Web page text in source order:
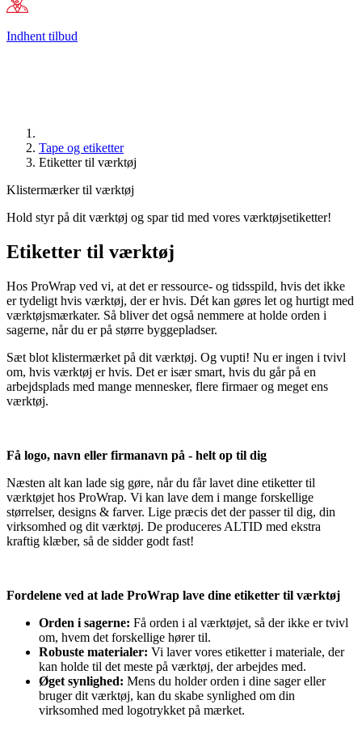
Indhent tilbud
Tape og etiketter
Etiketter til værktøj
Klistermærker til værktøj
Hold styr på dit værktøj og spar tid med vores værktøjsetiketter!
Etiketter til værktøj
Hos ProWrap ved vi, at det er ressource- og tidsspild, hvis det ikke
er tydeligt hvis værktøj, der er hvis. Dét kan gøres let og hurtigt med
værktøjsmærkater. Så bliver det også nemmere at holde orden i
sagerne, når du er på større byggepladser.
Sæt blot klistermærket på dit værktøj. Og vupti! Nu er ingen i tvivl
om, hvis værktøj er hvis. Det er især smart, hvis du går på en
arbejdsplads med mange mennesker, flere firmaer og meget ens
værktøj.
Få logo, navn eller firmanavn på - helt op til dig
Næsten alt kan lade sig gøre, når du får lavet dine etiketter til
værktøjet hos ProWrap. Vi kan lave dem i mange forskellige
størrelser, designs & farver. Lige præcis det der passer til dig, din
virksomhed og dit værktøj. De produceres ALTID med ekstra
kraftig klæber, så de sidder godt fast!
Fordelene ved at lade ProWrap lave dine etiketter til værktøj
Orden i sagerne: Få orden i al værktøjet, så der ikke er tvivl
om, hvem det forskellige hører til.
Robuste materialer: Vi laver vores etiketter i materiale, der
kan holde til det meste på værktøj, der arbejdes med.
Øget synlighed: Mens du holder orden i dine sager eller
bruger dit værktøj, kan du skabe synlighed om din
virksomhed med logotrykket på mærket.